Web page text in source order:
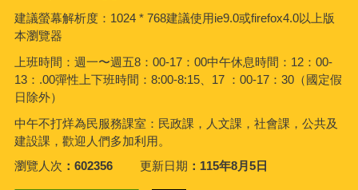
建議螢幕解析度：1024 * 768建議使用ie9.0或firefox4.0以上版
本瀏覽器
上班時間：週一〜週五8：00-17：00中午休息時間：12：00-
13：.00彈性上下班時間：8:00-8:15、17 ：00-17：30（國定假
日除外）
中午不打烊為民服務課室：民政課，人文課，社會課，公共及
建設課，歡迎人們多加利用。
瀏覽人次
602356 更新日期 115年8月5日